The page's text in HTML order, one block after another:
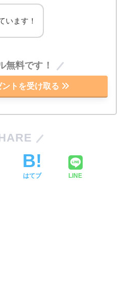
います！
無料です！
トを受け取る
はてブ LINE